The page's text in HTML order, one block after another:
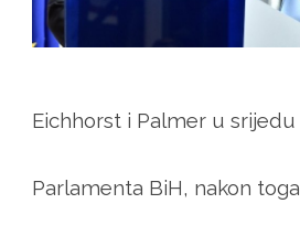
Eichhorst i Palmer u
Parlamenta BiH, nakon